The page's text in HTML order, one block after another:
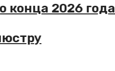
конца 2026 года